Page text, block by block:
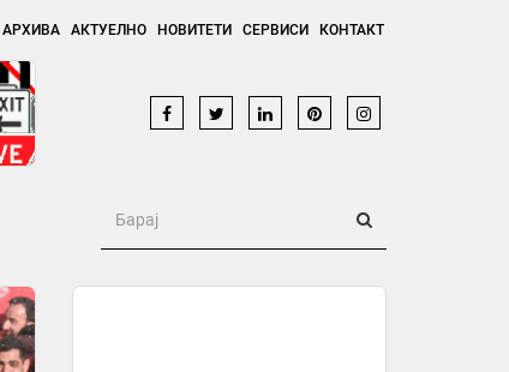
АРХИВА АКТУЕЛНО НОВИТЕТИ СЕРВИСИ КОНТАКТ